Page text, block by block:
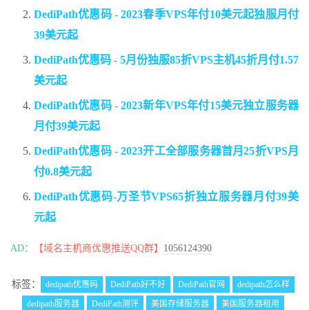
DediPath优惠码 - 2023春季VPS年付10美元起独服月付
39美元起
DediPath优惠码 - 5月份独服85折VPS主机45折月付1.57
美元起
DediPath优惠码 - 2023新年VPS年付15美元独立服务器
月付39美元起
DediPath优惠码 - 2023开工全部服务器首月25折VPS月
付0.8美元起
DediPath优惠码-万圣节VPS65折独立服务器月付39美
元起
AD： 【域名主机商优惠推送QQ群】 1056124390
标签： dedipath优惠码 DediPath好不好 DediPath官网
dedipath怎么样
dedipath服务器
DediPath测评 美国存储服务器
美国服务器租用